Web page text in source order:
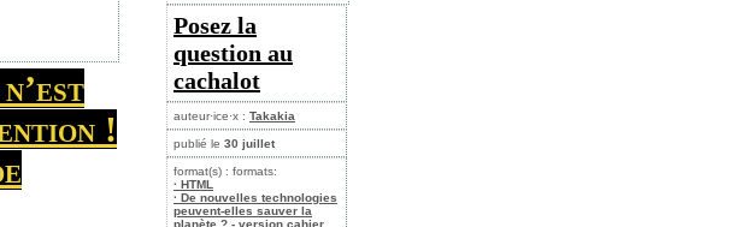
!
Posez la
question au
cachalot
auteur·ice·x : Takakia
publié le 30 juillet
format(s) : formats:
· HTML
· De nouvelles technologies
peuvent-elles sauver la
planète ? - version cahier